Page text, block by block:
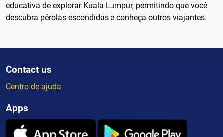
educativa de explorar Kuala Lumpur, permitindo que você
descubra pérolas escondidas e conheça outros viajantes.
Contact us
Centro de ajuda
Apps